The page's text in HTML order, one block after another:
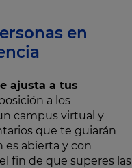
en
ajusta a tus
a los
campus virtual y
que te guiarán
es abierta y con
fin de que superes las